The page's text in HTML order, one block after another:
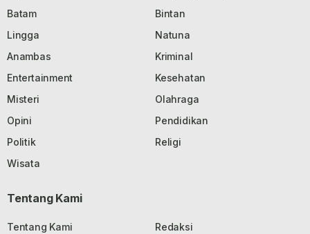
Batam
Bintan
Lingga
Natuna
Anambas
Kriminal
Entertainment
Kesehatan
Misteri
Olahraga
Opini
Pendidikan
Politik
Religi
Wisata
Tentang Kami
Tentang Kami
Redaksi